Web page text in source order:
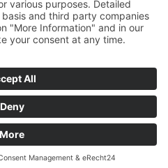
rund ums haus
renovieren
heizung
mvc.medien